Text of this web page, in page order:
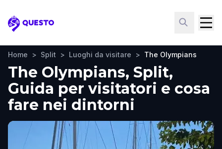
Questo
Home > Split > Luoghi da visitare > The Olympians
The Olympians, Split,
Guida per visitatori e cosa
fare nei dintorni